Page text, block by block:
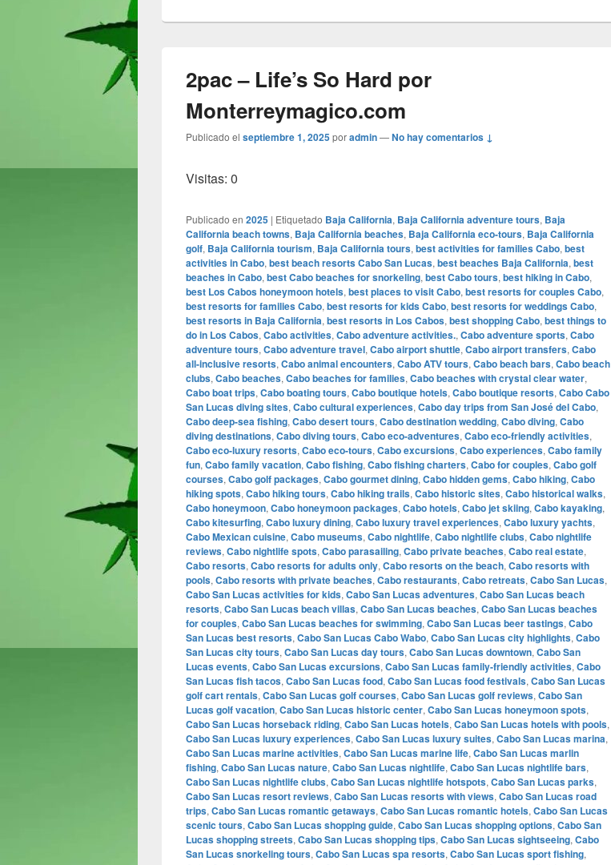
2pac – Life’s So Hard por
Monterreymagico.com
Publicado el septiembre 1, 2025poradmin—No hay comentarios ↓
Visitas: 0
Publicado en 2025 | Etiquetado Baja California, Baja California adventure tours, Baja
California beach towns, Baja California beaches, Baja California eco-tours, Baja California
golf, Baja California tourism, Baja California tours, best activities for families Cabo, best
activities in Cabo, best beach resorts Cabo San Lucas, best beaches Baja California, best
beaches in Cabo, best Cabo beaches for snorkeling, best Cabo tours, best hiking in Cabo,
best Los Cabos honeymoon hotels, best places to visit Cabo, best resorts for couples Cabo,
best resorts for families Cabo, best resorts for kids Cabo, best resorts for weddings Cabo,
best resorts in Baja California, best resorts in Los Cabos, best shopping Cabo, best things to
do in Los Cabos, Cabo activities, Cabo adventure activities., Cabo adventure sports, Cabo
adventure tours, Cabo adventure travel, Cabo airport shuttle, Cabo airport transfers, Cabo
all-inclusive resorts, Cabo animal encounters, Cabo ATV tours, Cabo beach bars, Cabo beach
clubs, Cabo beaches, Cabo beaches for families, Cabo beaches with crystal clear water,
Cabo boat trips, Cabo boating tours, Cabo boutique hotels, Cabo boutique resorts, Cabo Cabo
San Lucas diving sites, Cabo cultural experiences, Cabo day trips from San José del Cabo,
Cabo deep-sea fishing, Cabo desert tours, Cabo destination wedding, Cabo diving, Cabo
diving destinations, Cabo diving tours, Cabo eco-adventures, Cabo eco-friendly activities,
Cabo eco-luxury resorts, Cabo eco-tours, Cabo excursions, Cabo experiences, Cabo family
fun, Cabo family vacation, Cabo fishing, Cabo fishing charters, Cabo for couples, Cabo golf
courses, Cabo golf packages, Cabo gourmet dining, Cabo hidden gems, Cabo hiking, Cabo
hiking spots, Cabo hiking tours, Cabo hiking trails, Cabo historic sites, Cabo historical walks,
Cabo honeymoon, Cabo honeymoon packages, Cabo hotels, Cabo jet skiing, Cabo kayaking,
Cabo kitesurfing, Cabo luxury dining, Cabo luxury travel experiences, Cabo luxury yachts,
Cabo Mexican cuisine, Cabo museums, Cabo nightlife, Cabo nightlife clubs, Cabo nightlife
reviews, Cabo nightlife spots, Cabo parasailing, Cabo private beaches, Cabo real estate,
Cabo resorts, Cabo resorts for adults only, Cabo resorts on the beach, Cabo resorts with
pools, Cabo resorts with private beaches, Cabo restaurants, Cabo retreats, Cabo San Lucas,
Cabo San Lucas activities for kids, Cabo San Lucas adventures, Cabo San Lucas beach
resorts, Cabo San Lucas beach villas, Cabo San Lucas beaches, Cabo San Lucas beaches
for couples, Cabo San Lucas beaches for swimming, Cabo San Lucas beer tastings, Cabo
San Lucas best resorts, Cabo San Lucas Cabo Wabo, Cabo San Lucas city highlights, Cabo
San Lucas city tours, Cabo San Lucas day tours, Cabo San Lucas downtown, Cabo San
Lucas events, Cabo San Lucas excursions, Cabo San Lucas family-friendly activities, Cabo
San Lucas fish tacos, Cabo San Lucas food, Cabo San Lucas food festivals, Cabo San Lucas
golf cart rentals, Cabo San Lucas golf courses, Cabo San Lucas golf reviews, Cabo San
Lucas golf vacation, Cabo San Lucas historic center, Cabo San Lucas honeymoon spots,
Cabo San Lucas horseback riding, Cabo San Lucas hotels, Cabo San Lucas hotels with pools,
Cabo San Lucas luxury experiences, Cabo San Lucas luxury suites, Cabo San Lucas marina,
Cabo San Lucas marine activities, Cabo San Lucas marine life, Cabo San Lucas marlin
fishing, Cabo San Lucas nature, Cabo San Lucas nightlife, Cabo San Lucas nightlife bars,
Cabo San Lucas nightlife clubs, Cabo San Lucas nightlife hotspots, Cabo San Lucas parks,
Cabo San Lucas resort reviews, Cabo San Lucas resorts with views, Cabo San Lucas road
trips, Cabo San Lucas romantic getaways, Cabo San Lucas romantic hotels, Cabo San Lucas
scenic tours, Cabo San Lucas shopping guide, Cabo San Lucas shopping options, Cabo San
Lucas shopping streets, Cabo San Lucas shopping tips, Cabo San Lucas sightseeing, Cabo
San Lucas snorkeling tours, Cabo San Lucas spa resorts, Cabo San Lucas sport fishing,